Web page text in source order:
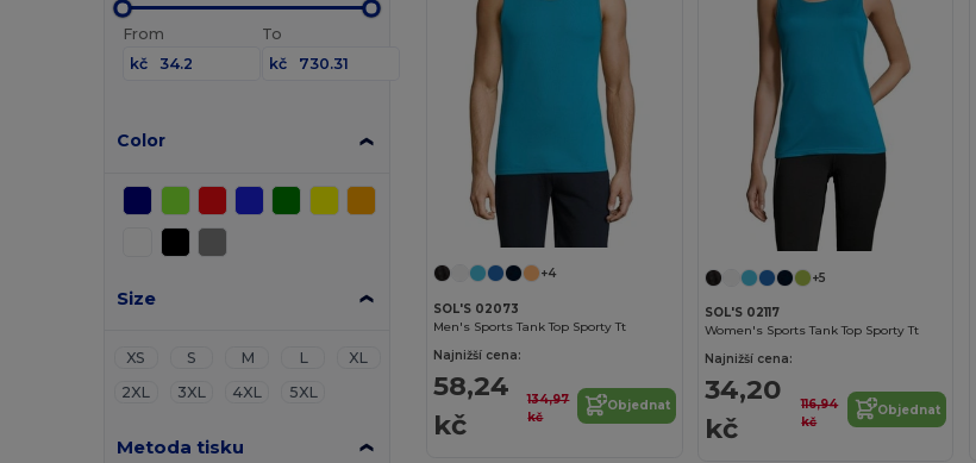
From
kč
To
kč
Color
Size
XS S M L
XL
2XL
3XL 4XL 5XL
Metoda tisku
+4
SOL'S 02073
Men's Sports Tank Top Sporty Tt
Najnižší cena:
58,24
kč
134,97
kč
Objednat
+5
SOL'S 02117
Women's Sports Tank Top Sporty Tt
Najnižší cena:
34,20
kč
116,94
kč
Objednat